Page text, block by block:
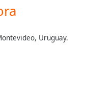
Uruguay.